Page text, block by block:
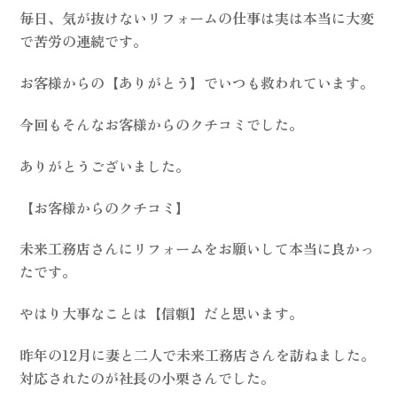
毎日、気が抜けないリフォームの仕事は実は本当に大変
で苦労の連続です。
お客様からの【ありがとう】でいつも救われています。
今回もそんなお客様からのクチコミでした。
ありがとうございました。
【お客様からのクチコミ】
未来工務店さんにリフォームをお願いして本当に良かっ
たです。
やはり大事なことは【信頼】だと思います。
昨年の12月に妻と二人で未来工務店さんを訪ねました。
対応されたのが社長の小栗さんでした。